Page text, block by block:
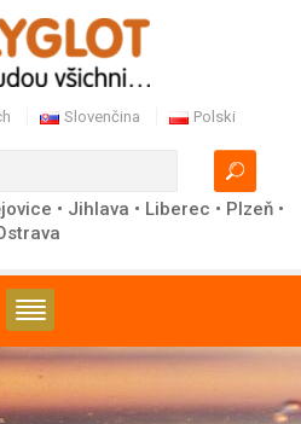
Slovenčina Polski
• Jihlava • Liberec • Plzeň •